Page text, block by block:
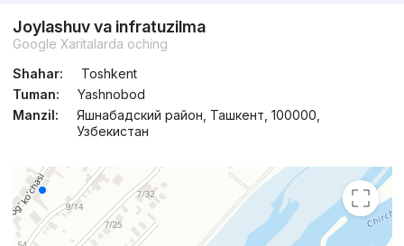
Joylashuv va infratuzilma
Google Xaritalarda oching
Shahar:
Toshkent
Tuman:
Yashnobod
Manzil:
Яшнабадский район, Ташкент, 100000,
Узбекистан